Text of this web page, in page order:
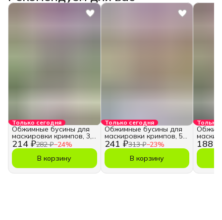
Только сегодня
214 ₽282 ₽−24%
Обжимные бусины для
маскировки кримпов, 3,5
мм.
В корзину
Только сегодня
241 ₽313 ₽−23%
Обжимные бусины для
маскировки кримпов, 5
мм.
В корзину
Только
188 ₽
мм.